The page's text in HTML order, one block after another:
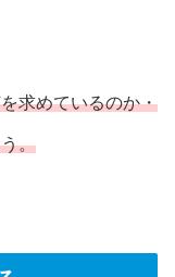
求めているのか・
。